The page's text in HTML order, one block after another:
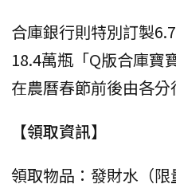
合庫銀行則特別訂製
18.4萬瓶「Q版合庫寶
在農曆春節前後由各分
【領取資訊】
領取物品：發財水（